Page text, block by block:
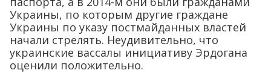
Украины, по которым другие граждане
Украины по указу постмайданных властей
начали стрелять. Неудивительно, что
украинские вассалы инициативу Эрдогана
оценили положительно.